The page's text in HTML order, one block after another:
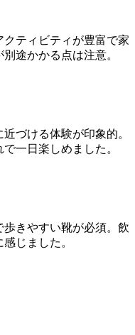
ティビティが豊富で家
途かかる点は注意。
づける体験が印象的。
一日楽しめました。
きやすい靴が必須。飲
じました。